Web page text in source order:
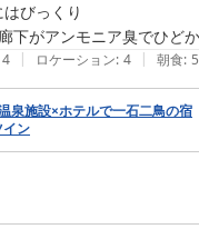
びっくり
下がアンモニア臭でひど
4 | ロケーション: 4 | 朝食: 5
泉施設×ホテルで一石二鳥の宿
イン